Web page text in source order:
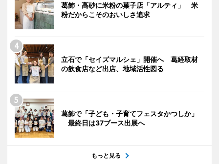
葛飾・高砂に米粉の菓子店「アルティ」 米
粉だからこそのおいしさ追求
立石で「セイズマルシェ」開催へ 葛経取材
の飲食店など出店、地域活性図る
葛飾で「子ども・子育てフェスタかつしか」
最終日は37ブース出展へ
もっと見る